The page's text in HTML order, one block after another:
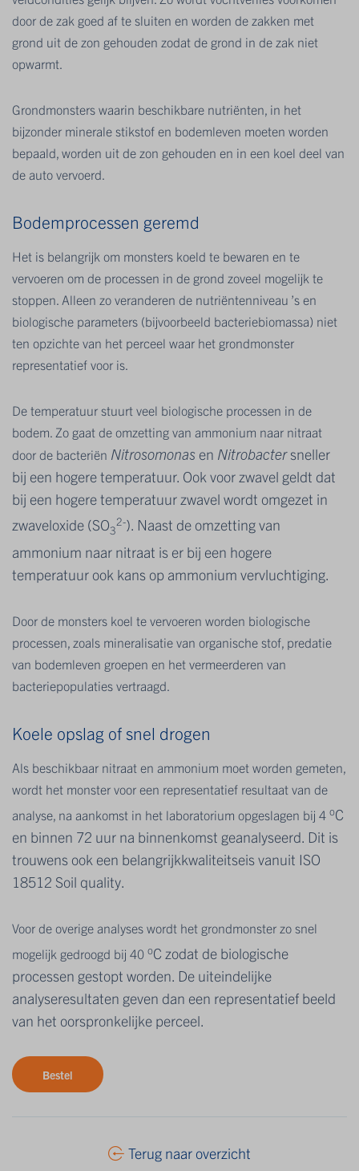
door de zak goed af te sluiten en worden de zakken met
grond uit de zon gehouden zodat de grond in de zak niet
opwarmt.
Grondmonsters waarin beschikbare nutriënten, in het
bijzonder minerale stikstof en bodemleven moeten worden
bepaald, worden uit de zon gehouden en in een koel deel van
de auto vervoerd.
Bodemprocessen geremd
Het is belangrijk om monsters koeld te bewaren en te
vervoeren om de processen in de grond zoveel mogelijk te
stoppen. Alleen zo veranderen de nutriëntenniveau ’s en
biologische parameters (bijvoorbeeld bacteriebiomassa) niet
ten opzichte van het perceel waar het grondmonster
representatief voor is.
De temperatuur stuurt veel biologische processen in de
bodem. Zo gaat de omzetting van ammonium naar nitraat
door de bacteriën Nitrosomonas en Nitrobactersneller
bij een hogere temperatuur. Ook voor zwavel geldt dat
bij een hogere temperatuur zwavel wordt omgezet in
zwaveloxide (SO3
2-). Naast de omzetting van
ammonium naar nitraat is er bij een hogere
temperatuur ook kans op ammonium vervluchtiging.
Door de monsters koel te vervoeren worden biologische
processen, zoals mineralisatie van organische stof, predatie
van bodemleven groepen en het vermeerderen van
bacteriepopulaties vertraagd.
Koele opslag of snel drogen
Als beschikbaar nitraat en ammonium moet worden gemeten,
wordt het monster voor een representatief resultaat van de
analyse, na aankomst in het laboratorium opgeslagen bij 4 oC
en binnen 72 uur na binnenkomst geanalyseerd. Dit is
trouwens ook een belangrijkkwaliteitseis vanuit ISO
18512 Soil quality.
Voor de overige analyses wordt het grondmonster zo snel
mogelijk gedroogd bij 40 oC zodat de biologische
processen gestopt worden. De uiteindelijke
analyseresultaten geven dan een representatief beeld
van het oorspronkelijke perceel.
Bestel
Terug naar overzicht